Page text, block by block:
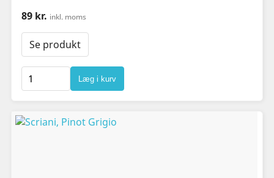
89 kr. inkl. moms
Se produkt
Læg i kurv